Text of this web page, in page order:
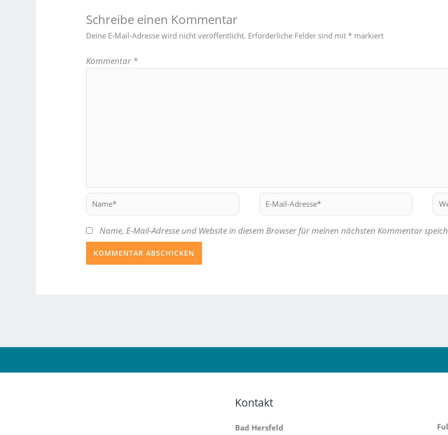
Schreibe einen Kommentar
Deine E-Mail-Adresse wird nicht veröffentlicht. Erforderliche Felder sind mit* markiert
Kommentar *
Name*
E-
Mail-
Adresse*
Name, E-Mail-Adresse und Website in diesem Browser für meinen nächsten Kommentar
Kontakt
Bad Hersfeld